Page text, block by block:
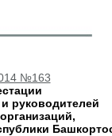
№163
руководителей